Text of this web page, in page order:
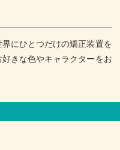
にひとつだけの矯正装置を
きな色やキャラクターをお